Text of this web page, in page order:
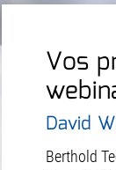
Vos
David
Berthold